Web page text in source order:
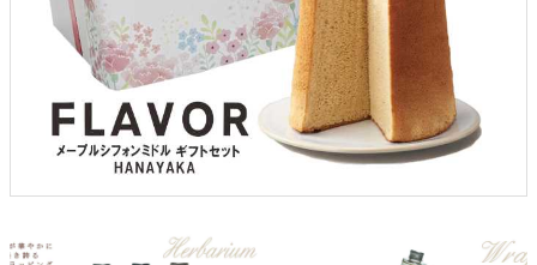
演出用品
内祝い 出産祝い
季節イベント特集
ドメイン指定受信について